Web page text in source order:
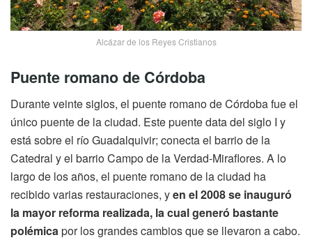
Alcázar de los Reyes Cristianos
Puente romano de Córdoba
Durante veinte siglos, el puente romano de Córdoba fue el
único puente de la ciudad. Este puente data del siglo I y
está sobre el río Guadalquivir; conecta el barrio de la
Catedral y el barrio Campo de la Verdad-Miraflores. A lo
largo de los años, el puente romano de la ciudad ha
recibido varias restauraciones, yen el 2008 se inauguró
la mayor reforma realizada, la cual generó bastante
polémicapor los grandes cambios que se llevaron a cabo.